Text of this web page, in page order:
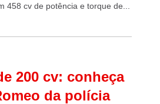
458 cv de potência e torque de...
200 cv: conheça
da polícia